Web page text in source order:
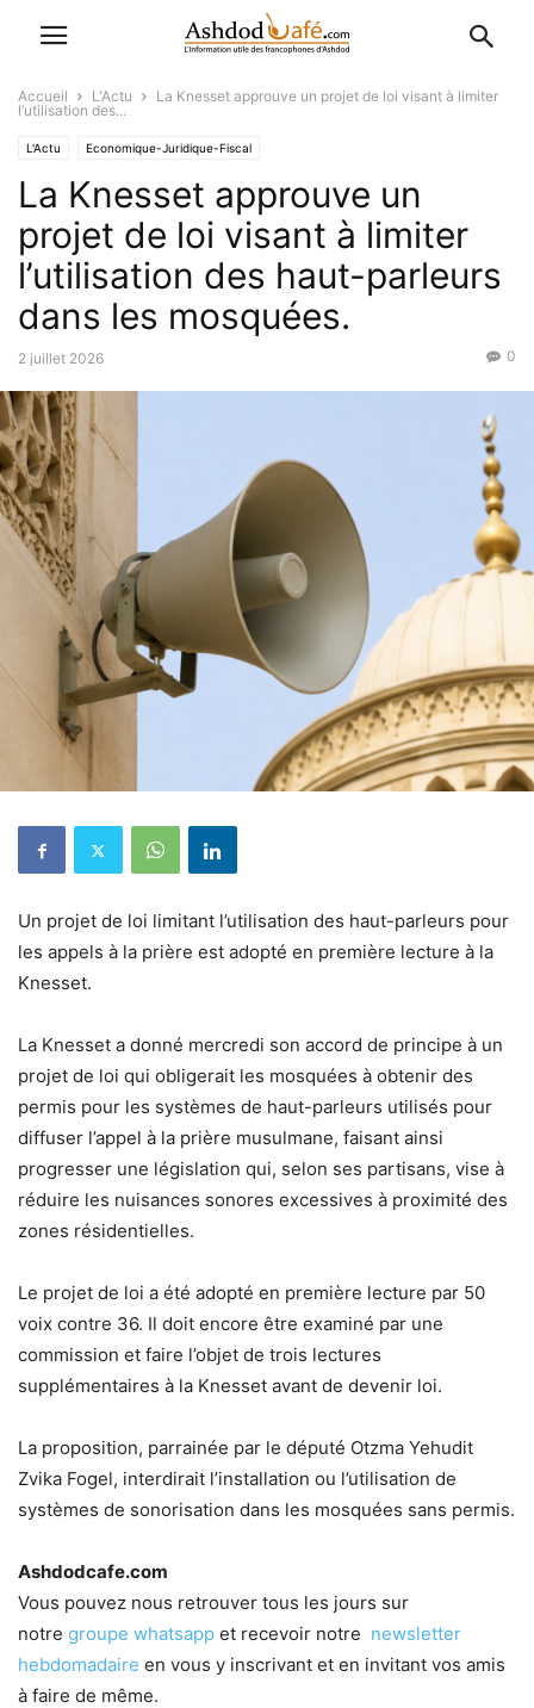
Accueil L'Actu
La Knesset approuve un projet de loi visant à limiter
l’utilisation des...
L'Actu Economique-Juridique-Fiscal
La Knesset approuve un
projet de loi visant à limiter
l’utilisation des haut-parleurs
dans les mosquées.
2 juillet 2026 0
Un projet de loi limitant l’utilisation des haut-parleurs pour
les appels à la prière est adopté en première lecture à la
Knesset.
La Knesset a donné mercredi son accord de principe à un
projet de loi qui obligerait les mosquées à obtenir des
permis pour les systèmes de haut-parleurs utilisés pour
diffuser l’appel à la prière musulmane, faisant ainsi
progresser une législation qui, selon ses partisans, vise à
réduire les nuisances sonores excessives à proximité des
zones résidentielles.
Le projet de loi a été adopté en première lecture par 50
voix contre 36. Il doit encore être examiné par une
commission et faire l’objet de trois lectures
supplémentaires à la Knesset avant de devenir loi.
La proposition, parrainée par le député Otzma Yehudit
Zvika Fogel, interdirait l’installation ou l’utilisation de
systèmes de sonorisation dans les mosquées sans permis.
Ashdodcafe.com
Vous pouvez nous retrouver tous les jours sur
notre groupe whatsapp et recevoir notre newsletter
hebdomadaire en vous y inscrivant et en invitant vos amis
à faire de même.